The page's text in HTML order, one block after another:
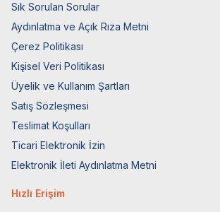
Sık Sorulan Sorular
Aydınlatma ve Açık Rıza Metni
Çerez Politikası
Kişisel Veri Politikası
Üyelik ve Kullanım Şartları
Satış Sözleşmesi
Teslimat Koşulları
Ticari Elektronik İzin
Elektronik İleti Aydınlatma Metni
Hızlı Erişim